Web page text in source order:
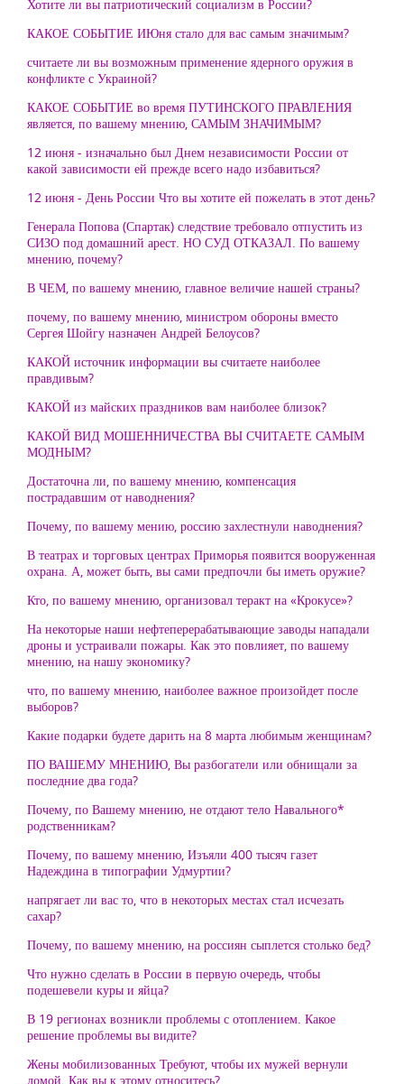
Хотите ли вы патриотический социализм в России?
КАКОЕ СОБЫТИЕ ИЮня стало для вас самым значимым?
считаете ли вы возможным применение ядерного оружия в
конфликте с Украиной?
КАКОЕ СОБЫТИЕ во время ПУТИНСКОГО ПРАВЛЕНИЯ
является, по вашему мнению, САМЫМ ЗНАЧИМЫМ?
12 июня - изначально был Днем независимости России от
какой зависимости ей прежде всего надо избавиться?
12 июня - День России Что вы хотите ей пожелать в этот день?
Генерала Попова (Спартак) следствие требовало отпустить из
СИЗО под домашний арест. НО СУД ОТКАЗАЛ. По вашему
мнению, почему?
В ЧЕМ, по вашему мнению, главное величие нашей страны?
почему, по вашему мнению, министром обороны вместо
Сергея Шойгу назначен Андрей Белоусов?
КАКОЙ источник информации вы считаете наиболее
правдивым?
КАКОЙ из майских праздников вам наиболее близок?
КАКОЙ ВИД МОШЕННИЧЕСТВА ВЫ СЧИТАЕТЕ САМЫМ
МОДНЫМ?
Достаточна ли, по вашему мнению, компенсация
пострадавшим от наводнения?
Почему, по вашему мению, россию захлестнули наводнения?
В театрах и торговых центрах Приморья появится вооруженная
охрана. А, может быть, вы сами предпочли бы иметь оружие?
Кто, по вашему мнению, организовал теракт на «Крокусе»?
На некоторые наши нефтеперерабатывающие заводы нападали
дроны и устраивали пожары. Как это повлияет, по вашему
мнению, на нашу экономику?
что, по вашему мнению, наиболее важное произойдет после
выборов?
Какие подарки будете дарить на 8 марта любимым женщинам?
ПО ВАШЕМУ МНЕНИЮ, Вы разбогатели или обнищали за
последние два года?
Почему, по Вашему мнению, не отдают тело Навального*
родственникам?
Почему, по вашему мнению, Изъяли 400 тысяч газет
Надеждина в типографии Удмуртии?
напрягает ли вас то, что в некоторых местах стал исчезать
сахар?
Почему, по вашему мнению, на россиян сыплется столько бед?
Что нужно сделать в России в первую очередь, чтобы
подешевели куры и яйца?
В 19 регионах возникли проблемы с отоплением. Какое
решение проблемы вы видите?
Жены мобилизованных Требуют, чтобы их мужей вернули
домой. Как вы к этому относитесь?